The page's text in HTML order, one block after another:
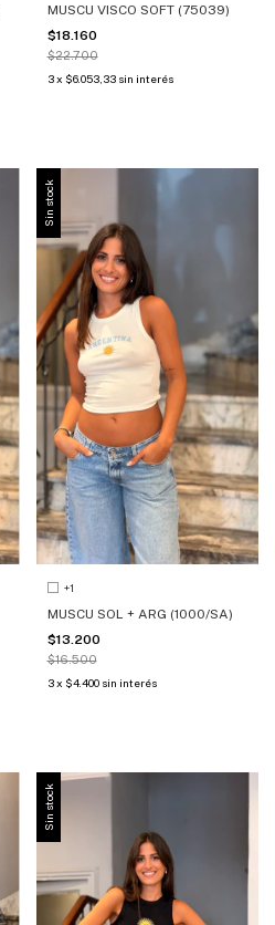
MUSCU VISCO SOFT (75039)
$18.160
$22.700
3 x $6.053,33 sin interés
Sin stock
+1
MUSCU SOL + ARG (1000/SA)
$13.200
$16.500
3 x $4.400 sin interés
Sin stock